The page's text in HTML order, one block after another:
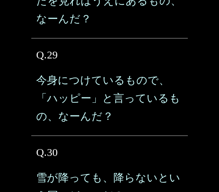
なーんだ？
Q.29
今身につけているもので、
「ハッピー」と言っているも
の、なーんだ？
Q.30
雪が降っても、降らないとい